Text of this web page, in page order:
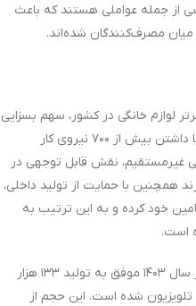
از جمله عواملی هستند که باعث
مصرف‌کنندگان شده‌اند.
لوازم خانگی در کشور، سهم بسزایی
در اشتغال‌زایی داشته است. این شرکت با داشتن بیش از ۷۰۰ نیروی کار
غیرمستقیم، نقش قابل توجهی در
همچنین با حمایت از تولید داخلی،
خود کرده و به این ترتیب به
است.
آمارها حاکی از این هستند که نیکسان در سال ۱۴۰۳ موفق به تولید ۱۳۳ هزار
۳۰۰۰ کولر گازی و ۱۹ هزار تلویزیون شده است. این حجم از